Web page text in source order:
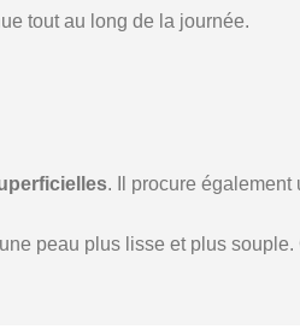
tout au long de la journée.
. Il procure également
peau plus lisse et plus